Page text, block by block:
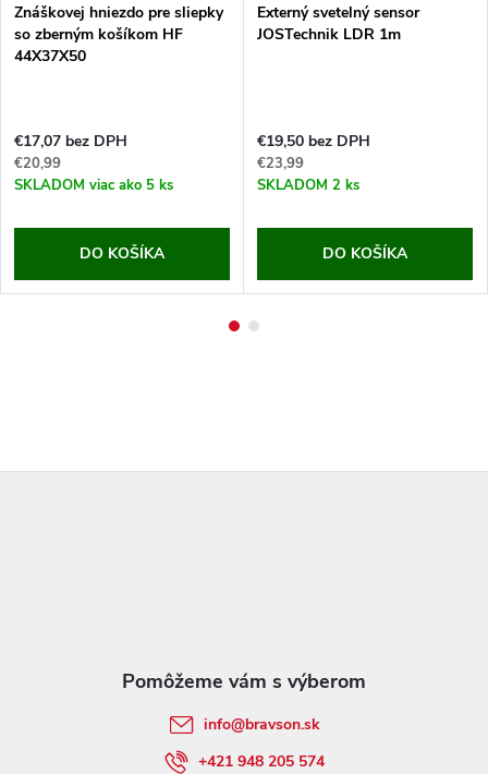
Znáškovej hniezdo pre sliepky
so zberným košíkom HF
44X37X50
€17,07 bez DPH
€20,99
SKLADOM viac ako 5 ks
DO KOŠÍKA
Externý svetelný sensor
JOSTechnik LDR 1m
€19,50 bez DPH
€23,99
SKLADOM 2 ks
DO KOŠÍKA
info@bravson.sk
+421 948 205 574